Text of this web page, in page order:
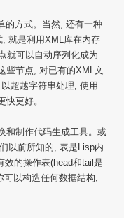
的方式。当然, 还有一种
就是利用XML库在内存
就可以自动序列化成为
些节点, 对已有的XML文
超越字符串处理, 使用
更好。
和制作代码生成工具。或
以前所知的, 表是Lisp内
的操作表(head和tail是
以构造任何数据结构,